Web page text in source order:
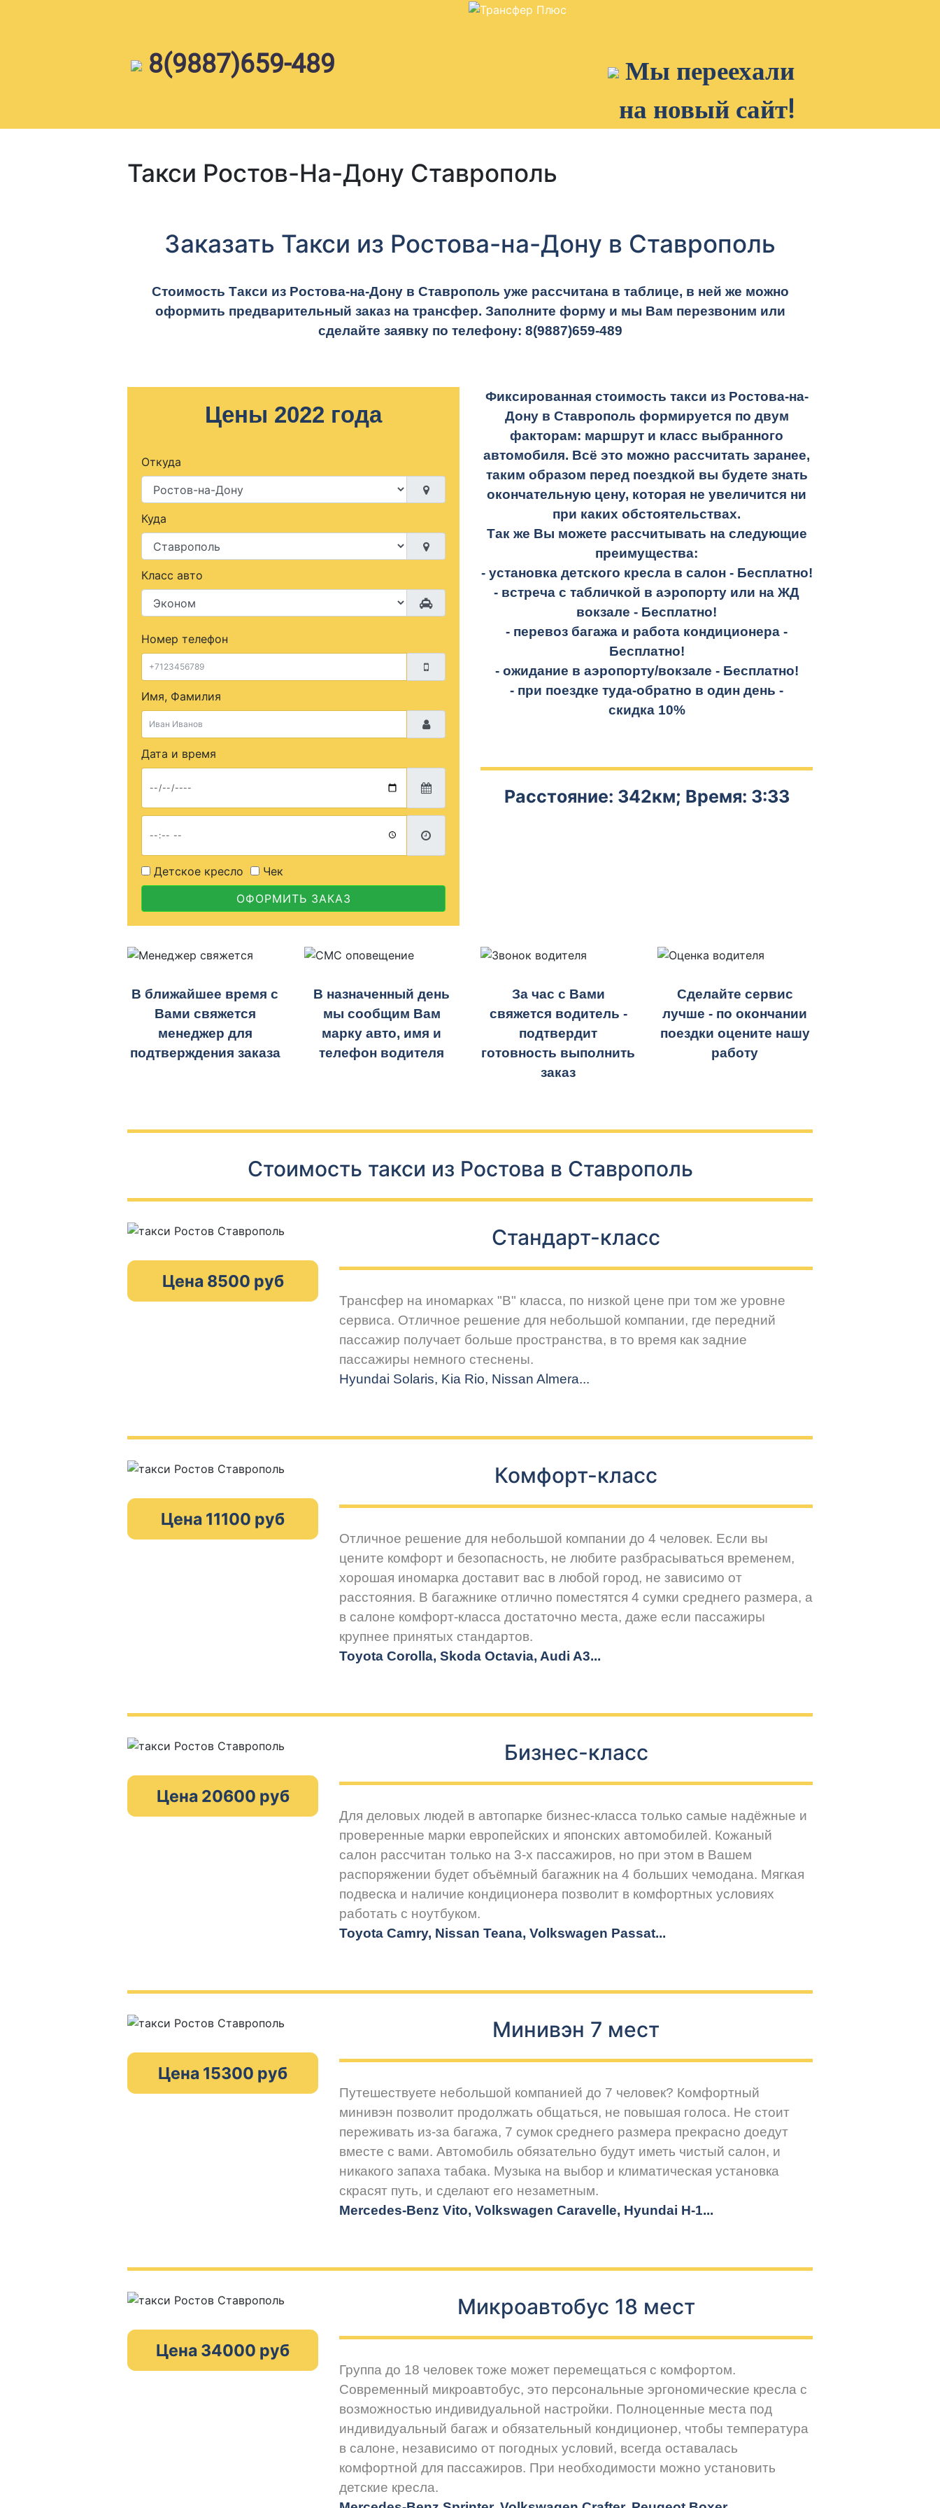
8(9887)659-489
Мы переехали
на новый сайт!
Такси Ростов-На-Дону Ставрополь
Заказать Такси из Ростова-на-Дону в Ставрополь
Стоимость Такси из Ростова-на-Дону в Ставрополь уже рассчитана в таблице, в ней же можно
оформить предварительный заказ на трансфер. Заполните форму и мы Вам перезвоним или
сделайте заявку по телефону: 8(9887)659-489
Цены 2022 года
Откуда
Куда
Класс авто
Номер телефон
Имя, Фамилия
Дата и время
Детское кресло
Чек
ОФОРМИТЬ ЗАКАЗ
Фиксированная стоимость такси из Ростова-на-
Дону в Ставрополь формируется по двум
факторам: маршрут и класс выбранного
автомобиля. Всё это можно рассчитать заранее,
таким образом перед поездкой вы будете знать
окончательную цену, которая не увеличится ни
при каких обстоятельствах.
Так же Вы можете рассчитывать на следующие
преимущества:
- установка детского кресла в салон - Бесплатно!
- встреча с табличкой в аэропорту или на ЖД
вокзале - Бесплатно!
- перевоз багажа и работа кондиционера -
Бесплатно!
- ожидание в аэропорту/вокзале - Бесплатно!
- при поездке туда-обратно в один день -
скидка 10%
Расстояние: 342км; Время: 3:33
В ближайшее время с
Вами свяжется
менеджер для
подтверждения заказа
В назначенный день
мы сообщим Вам
марку авто, имя и
телефон водителя
За час с Вами
свяжется водитель -
подтвердит
готовность выполнить
заказ
Сделайте сервис
лучше - по окончании
поездки оцените нашу
работу
Стоимость такси из Ростова в Ставрополь
Цена 8500 руб
Стандарт-класс
Трансфер на иномарках "В" класса, по низкой цене при том же уровне
сервиса. Отличное решение для небольшой компании, где передний
пассажир получает больше пространства, в то время как задние
пассажиры немного стеснены.
Hyundai Solaris, Kia Rio, Nissan Almera...
Цена 11100 руб
Комфорт-класс
Отличное решение для небольшой компании до 4 человек. Если вы
цените комфорт и безопасность, не любите разбрасываться временем,
хорошая иномарка доставит вас в любой город, не зависимо от
расстояния. В багажнике отлично поместятся 4 сумки среднего размера, а
в салоне комфорт-класса достаточно места, даже если пассажиры
крупнее принятых стандартов.
Toyota Corolla, Skoda Octavia, Audi A3...
Цена 20600 руб
Бизнес-класс
Для деловых людей в автопарке бизнес-класса только самые надёжные и
проверенные марки европейских и японских автомобилей. Кожаный
салон рассчитан только на 3-х пассажиров, но при этом в Вашем
распоряжении будет объёмный багажник на 4 больших чемодана. Мягкая
подвеска и наличие кондиционера позволит в комфортных условиях
работать с ноутбуком.
Toyota Camry, Nissan Teana, Volkswagen Passat...
Цена 15300 руб
Минивэн 7 мест
Путешествуете небольшой компанией до 7 человек? Комфортный
минивэн позволит продолжать общаться, не повышая голоса. Не стоит
переживать из-за багажа, 7 сумок среднего размера прекрасно доедут
вместе с вами. Автомобиль обязательно будут иметь чистый салон, и
никакого запаха табака. Музыка на выбор и климатическая установка
скрасят путь, и сделают его незаметным.
Mercedes-Benz Vito, Volkswagen Caravelle, Hyundai H-1...
Цена 34000 руб
Микроавтобус 18 мест
Группа до 18 человек тоже может перемещаться с комфортом.
Современный микроавтобус, это персональные эргономические кресла с
возможностью индивидуальной настройки. Полноценные места под
индивидуальный багаж и обязательный кондиционер, чтобы температура
в салоне, независимо от погодных условий, всегда оставалась
комфортной для пассажиров. При необходимости можно установить
детские кресла.